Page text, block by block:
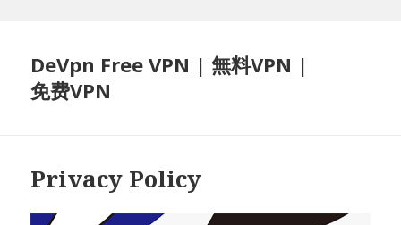
DeVpn Free VPN | 無料VPN |
免费VPN
Privacy Policy